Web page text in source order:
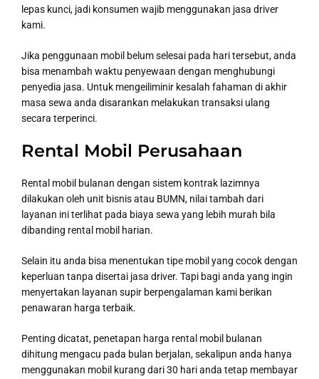
lepas kunci, jadi konsumen wajib menggunakan jasa driver
kami.
Jika penggunaan mobil belum selesai pada hari tersebut, anda
bisa menambah waktu penyewaan dengan menghubungi
penyedia jasa. Untuk mengeiliminir kesalah fahaman di akhir
masa sewa anda disarankan melakukan transaksi ulang
secara terperinci.
Rental Mobil Perusahaan
Rental mobil bulanan dengan sistem kontrak lazimnya
dilakukan oleh unit bisnis atau BUMN, nilai tambah dari
layanan ini terlihat pada biaya sewa yang lebih murah bila
dibanding rental mobil harian.
Selain itu anda bisa menentukan tipe mobil yang cocok dengan
keperluan tanpa disertai jasa driver. Tapi bagi anda yang ingin
menyertakan layanan supir berpengalaman kami berikan
penawaran harga terbaik.
Penting dicatat, penetapan harga rental mobil bulanan
dihitung mengacu pada bulan berjalan, sekalipun anda hanya
menggunakan mobil kurang dari 30 hari anda tetap membayar